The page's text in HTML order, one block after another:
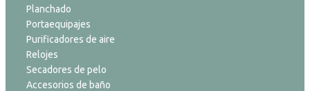
Planchado
Portaequipajes
Purificadores de aire
Relojes
Secadores de pelo
Accesorios de baño